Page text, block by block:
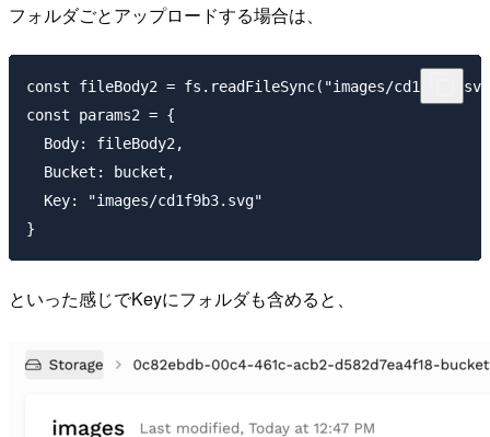
フォルダごとアップロードする場合は、
const fileBody2 = fs.readFileSync("images/
const params2 = {
  Body: fileBody2,
  Bucket: bucket,
  Key: "images/cd1f9b3.svg"
といった感じでKeyにフォルダも含めると、